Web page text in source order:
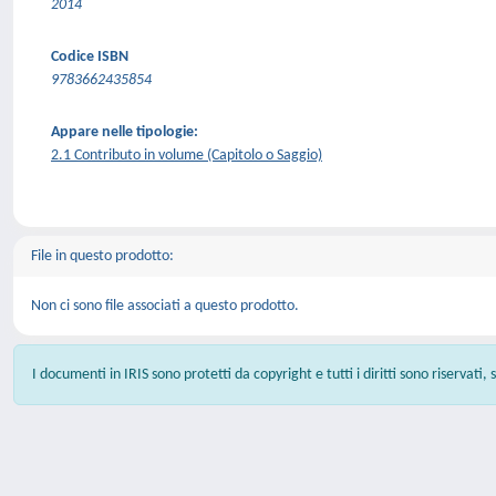
2014
Codice ISBN
9783662435854
Appare nelle tipologie:
2.1 Contributo in volume (Capitolo o Saggio)
File in questo prodotto:
Non ci sono file associati a questo prodotto.
I documenti in IRIS sono protetti da copyright e tutti i diritti sono riservati,